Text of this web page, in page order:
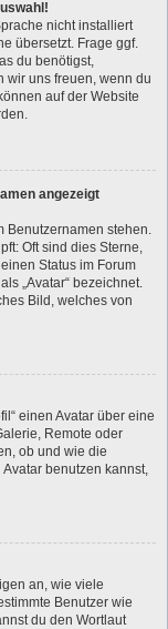
nicht installiert
übersetzt. Frage ggf.
du benötigst,
wir uns freuen, wenn du
auf der Website
angezeigt
Benutzernamen stehen.
Oft sind dies Sterne,
Status im Forum
„Avatar“ bezeichnet.
Bild, welches von
einen Avatar über eine
Remote oder
ob und wie die
benutzen kannst,
an, wie viele
Benutzer wie
du den Wortlaut